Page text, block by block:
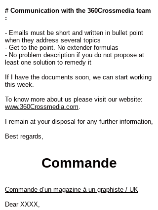
# Communication with the 360Crossmedia team
:
- Emails must be short and written in bullet point
when they address several topics
- Get to the point. No extender formulas
- No problem description if you do not propose at
least one solution to remedy it
If I have the documents soon, we can start working
this week.
To know more about us please visit our website:
www.360Crossmedia.com.
I remain at your disposal for any further information,
Best regards,
Commande
Commande d’un magazine à un graphiste / UK
Dear XXXX,